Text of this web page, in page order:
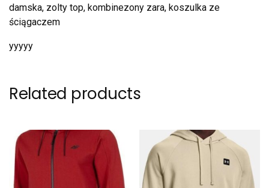
damska, zolty top, kombinezony zara, koszulka ze
ściągaczem
yyyyy
Related products